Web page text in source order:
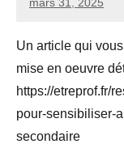
mars 31, 2025
Seg0_La_Vraie
2
Un article qui
mise en oeuvre
https://etreprof.fr/
pour-sensibiliser-
secondaire